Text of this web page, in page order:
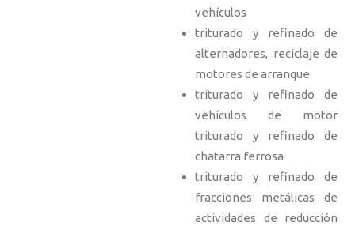
vehículos
triturado y refinado de
alternadores, reciclaje de
motores de arranque
triturado y refinado de
vehículos de motor
triturado y refinado de
chatarra ferrosa
triturado y refinado de
fracciones metálicas de
actividades de reducción